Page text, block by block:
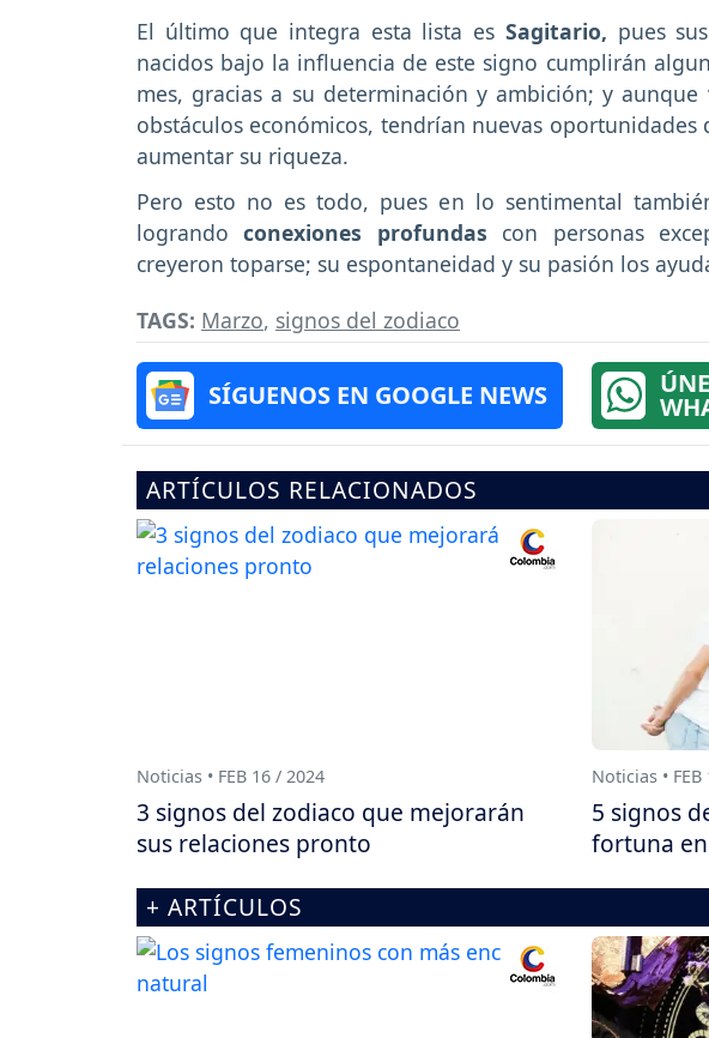
El último que integra esta lista es Sagitario, pues
nacidos bajo la influencia de este signo cumplirán
mes, gracias a su determinación y ambición; y
obstáculos económicos, tendrían nuevas
aumentar su riqueza.
Pero esto no es todo, pues en lo sentimental
lograndoconexiones profundas con personas
creyeron toparse; su espontaneidad y su pasión los
TAGS: Marzo, signos del zodiaco
SÍGUENOS EN GOOGLE NEWS
ARTÍCULOS RELACIONADOS
Noticias • FEB 16 / 2024
3 signos del zodiaco que mejorarán
sus relaciones pronto
Noticias •
5 signos
fortuna
+ ARTÍCULOS